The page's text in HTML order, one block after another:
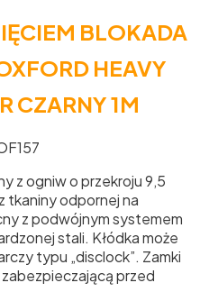
BLOKADA
HEAVY
CZARNY 1M
z ogniw o przekroju 9,5
tkaniny odpornej na
z podwójnym systemem
stali. Kłódka może
typu „disclock”. Zamki
przed